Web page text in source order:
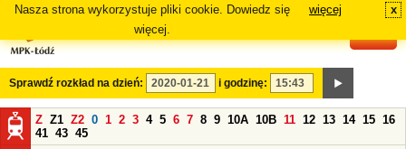
Nasza strona wykorzystuje pliki cookie. Dowiedz się
więcej.
więcej x
Sprawdź rozkład na dzień: i godzinę:
Z Z1 Z2 0 1 2 3 4 5 6 7 8 9 10A 10B 11 12 13 14 15 16
41 43 45